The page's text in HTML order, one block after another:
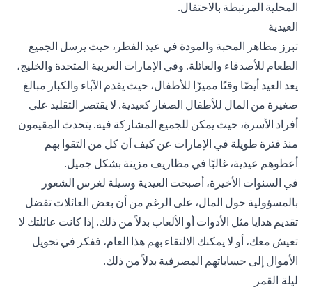
المحلية المرتبطة بالاحتفال.
العيدية
تبرز مظاهر المحبة والمودة في عيد الفطر، حيث يرسل الجميع
الطعام للأصدقاء والعائلة. وفي الإمارات العربية المتحدة والخليج،
يعد العيد أيضًا وقتًا مميزًا للأطفال، حيث يقدم الآباء والكبار مبالغ
صغيرة من المال للأطفال الصغار كعيدية. لا يقتصر التقليد على
أفراد الأسرة، حيث يمكن للجميع المشاركة فيه. يتحدث المقيمون
منذ فترة طويلة في الإمارات عن كيف أن كل من التقوا بهم
أعطوهم عيدية، غالبًا في مظاريف مزينة بشكل جميل.
في السنوات الأخيرة، أصبحت العيدية وسيلة لغرس الشعور
بالمسؤولية حول المال، على الرغم من أن بعض العائلات تفضل
تقديم هدايا مثل الأدوات أو الألعاب بدلاً من ذلك. إذا كانت عائلتك لا
تعيش معك، أو لا يمكنك الالتقاء بهم هذا العام، ففكر في تحويل
الأموال إلى حساباتهم المصرفية بدلاً من ذلك.
ليلة القمر